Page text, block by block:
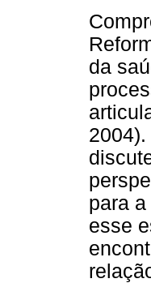
da
para
esse